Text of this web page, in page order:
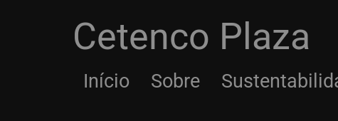
Cetenco Plaza
Início Sobre